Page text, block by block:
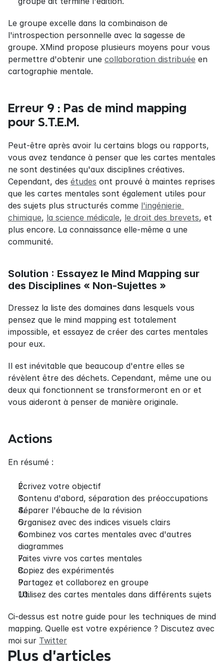
Le groupe excelle dans la combinaison de
l'introspection personnelle avec la sagesse de
groupe. XMind propose plusieurs moyens pour vous
permettre d'obtenir une collaboration distribuée en
cartographie mentale.
Erreur 9 : Pas de mind mapping
pour S.T.E.M.
Peut-être après avoir lu certains blogs ou rapports,
vous avez tendance à penser que les cartes mentales
ne sont destinées qu'aux disciplines créatives.
Cependant, des études ont prouvé à maintes reprises
que les cartes mentales sont également utiles pour
des sujets plus structurés comme l'ingénierie
chimique, la science médicale, le droit des brevets, et
plus encore. La connaissance elle-même a une
communité.
Solution : Essayez le Mind Mapping sur
des Disciplines « Non-Sujettes »
Dressez la liste des domaines dans lesquels vous
pensez que le mind mapping est totalement
impossible, et essayez de créer des cartes mentales
pour eux.
Il est inévitable que beaucoup d'entre elles se
révèlent être des déchets. Cependant, même une ou
deux qui fonctionnent se transformeront en or et
vous aideront à penser de manière originale.
Actions
En résumé :
Écrivez votre objectif
Contenu d'abord, séparation des préoccupations
Séparer l'ébauche de la révision
Organisez avec des indices visuels clairs
Combinez vos cartes mentales avec d'autres
diagrammes
Faites vivre vos cartes mentales
Copiez des expérimentés
Partagez et collaborez en groupe
Utilisez des cartes mentales dans différents sujets
Ci-dessus est notre guide pour les techniques de mind
mapping. Quelle est votre expérience ? Discutez avec
moi sur Twitter
Plus d’articles